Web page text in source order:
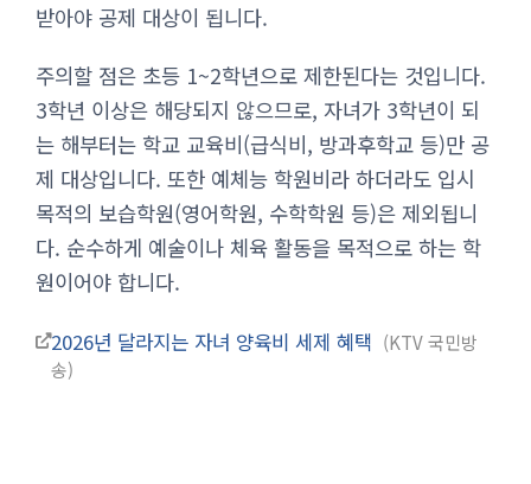
받아야 공제 대상이 됩니다.
주의할 점은 초등 1~2학년으로 제한된다는 것입니다.
3학년 이상은 해당되지 않으므로, 자녀가 3학년이 되
는 해부터는 학교 교육비(급식비, 방과후학교 등)만 공
제 대상입니다. 또한 예체능 학원비라 하더라도 입시
목적의 보습학원(영어학원, 수학학원 등)은 제외됩니
다. 순수하게 예술이나 체육 활동을 목적으로 하는 학
원이어야 합니다.
2026년 달라지는 자녀 양육비 세제 혜택
KTV 국민방
송